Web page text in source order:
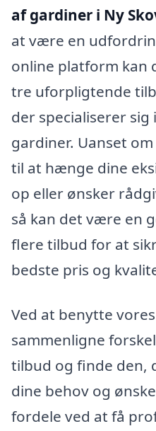
af gardiner i Ny
at være en
online platform kan
tre uforpligtende
der specialiserer
gardiner. Uanset
til at hænge dine
op eller ønsker
så kan det være en
flere tilbud for at
bedste pris og
Ved at benytte
sammenligne
tilbud og finde den,
dine behov og
fordele ved at få